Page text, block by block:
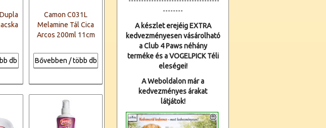
db
Camon C031L
Melamine Tál Cica
Arcos 200ml 11cm
Bővebben / több db
--------
A készlet erejéig EXTRA
kedvezményesen vásárolható
a Club 4 Paws néhány
terméke és a VOGELPICK Téli
eleségei!
A Weboldalon már a
kedvezményes árakat
látjátok!